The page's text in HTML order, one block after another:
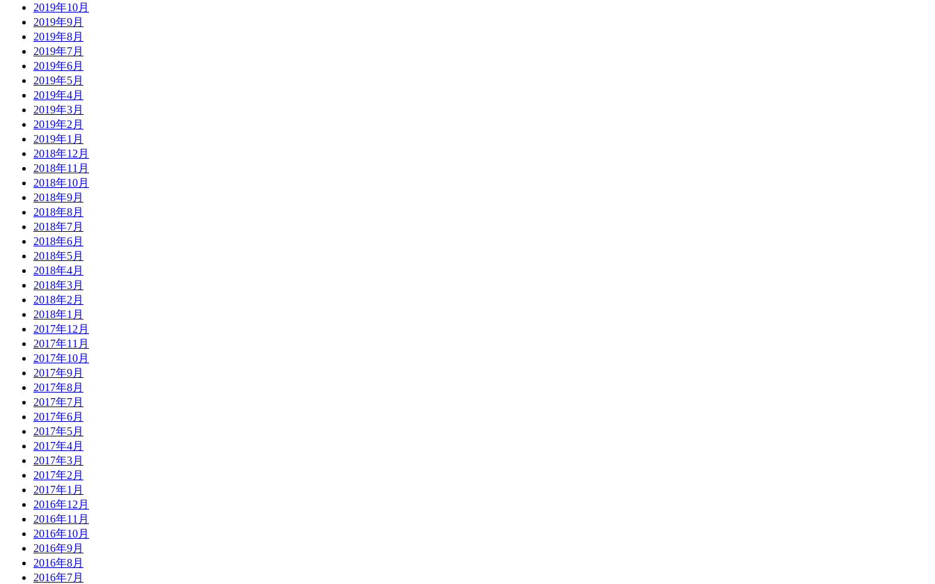
2019年10月
2019年9月
2019年8月
2019年7月
2019年6月
2019年5月
2019年4月
2019年3月
2019年2月
2019年1月
2018年12月
2018年11月
2018年10月
2018年9月
2018年8月
2018年7月
2018年6月
2018年5月
2018年4月
2018年3月
2018年2月
2018年1月
2017年12月
2017年11月
2017年10月
2017年9月
2017年8月
2017年7月
2017年6月
2017年5月
2017年4月
2017年3月
2017年2月
2017年1月
2016年12月
2016年11月
2016年10月
2016年9月
2016年8月
2016年7月